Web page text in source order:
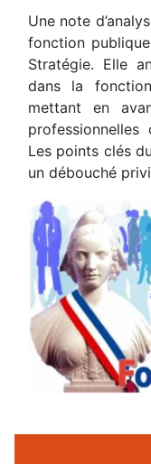
Une note
fonction
Stratégie. Elle
dans la
mettant en
Les points clés
un débouché